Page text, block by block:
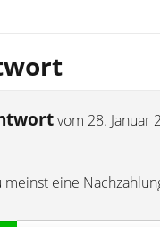
vom 28. Januar
meinst eine